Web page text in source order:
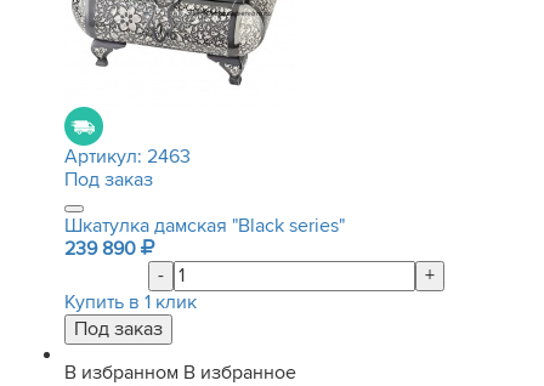
Артикул: 2463
Под заказ
Шкатулка дамская "Black series"
239 890
-
+
Купить в 1 клик
В избранном В избранное